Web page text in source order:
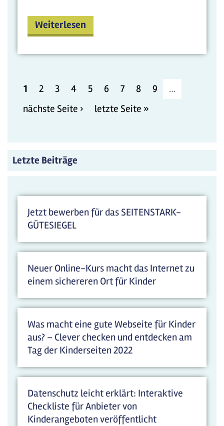
Weiterlesen
1 2 3 4 5 6 7 8 9
…
nächste Seite ›
letzte Seite »
Letzte Beiträge
Jetzt bewerben für das SEITENSTARK-
GÜTESIEGEL
Neuer Online-Kurs macht das Internet zu
einem sichereren Ort für Kinder
Was macht eine gute Webseite für Kinder
aus? – Clever checken und entdecken am
Tag der Kinderseiten 2022
Datenschutz leicht erklärt: Interaktive
Checkliste für Anbieter von
Kinderangeboten veröffentlicht